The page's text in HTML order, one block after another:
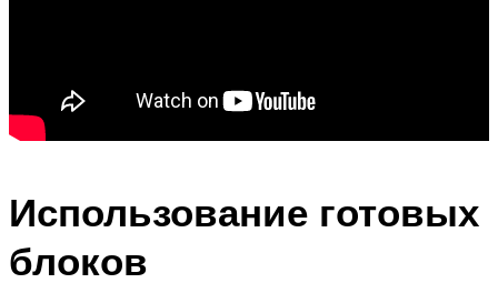
Использование готовых
блоков